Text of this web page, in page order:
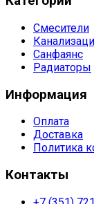
Смесители
Санфаянс
Радиаторы
Информация
Оплата
Доставка
Политика
Контакты